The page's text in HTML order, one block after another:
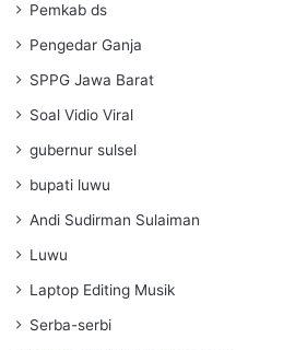
Pemkab ds
Pengedar Ganja
SPPG Jawa Barat
Soal Vidio Viral
gubernur sulsel
bupati luwu
Andi Sudirman Sulaiman
Luwu
Laptop Editing Musik
Serba-serbi